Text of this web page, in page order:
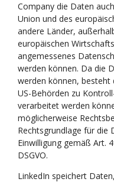
Company die Daten
Union und des
andere Länder,
europäischen
angemessenes
werden können. Da die
werden können, besteht
US-Behörden zu
verarbeitet werden
möglicherweise
Rechtsgrundlage für die
Einwilligung gemäß Art.
DSGVO.
LinkedIn speichert